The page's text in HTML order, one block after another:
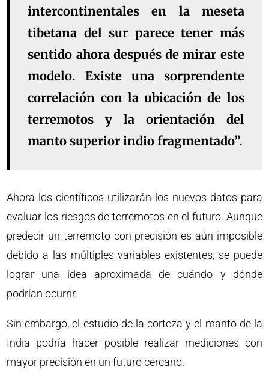
intercontinentales en la meseta
tibetana del sur parece tener más
sentido ahora después de mirar este
modelo. Existe una sorprendente
correlación con la ubicación de los
terremotos y la orientación del
manto superior indio fragmentado”.
Ahora los científicos utilizarán los nuevos datos para
evaluar los riesgos de terremotos en el futuro. Aunque
predecir un terremoto con precisión es aún imposible
debido a las múltiples variables existentes, se puede
lograr una idea aproximada de cuándo y dónde
podrían ocurrir.
Sin embargo, el estudio de la corteza y el manto de la
India podría hacer posible realizar mediciones con
mayor precisión en un futuro cercano.